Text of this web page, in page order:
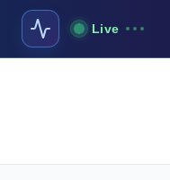
Live